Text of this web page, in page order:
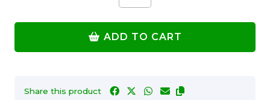
ADD TO CART
Share this product